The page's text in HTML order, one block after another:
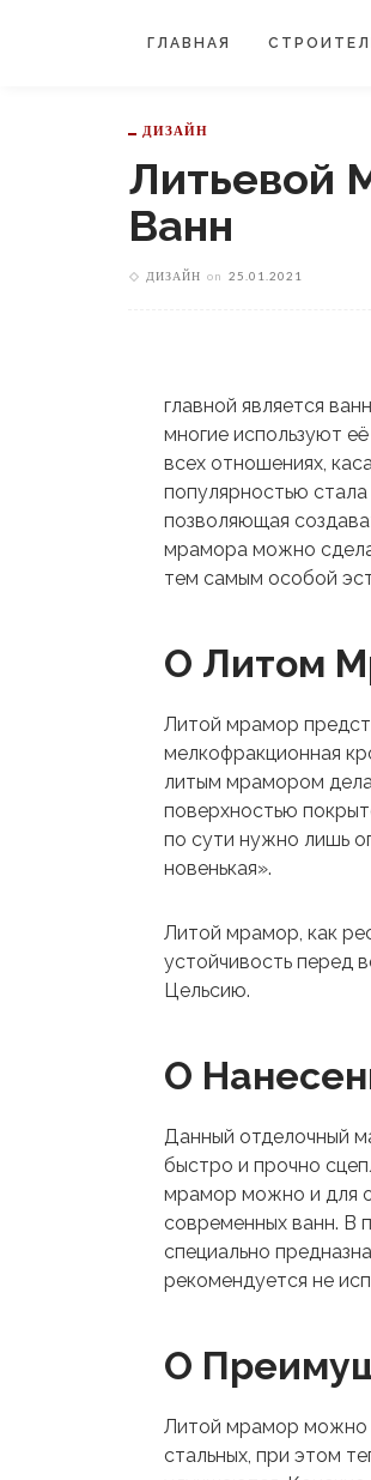
ГЛАВНАЯ
ДИЗАЙН
Литьевой
Ванн
ДИЗАЙН on 25.01.2021
главной является
многие используют
всех отношениях,
популярностью стала
позволяющая
мрамора можно
тем самым особой
О Литом
Литой мрамор
мелкофракционная
литым мрамором
поверхностью
по сути нужно лишь
новенькая».
Литой мрамор, как
устойчивость перед
Цельсию.
О
Данный отделочный
быстро и прочно
мрамор можно и для
современных ванн. В
специально
рекомендуется не
О
Литой мрамор можно
стальных, при этом